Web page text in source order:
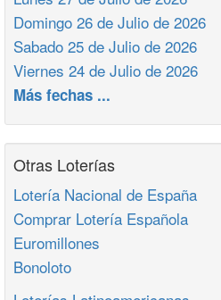
Domingo 26 de Julio de 2026
Sabado 25 de Julio de 2026
Viernes 24 de Julio de 2026
Más fechas ...
Otras Loterías
Lotería Nacional de España
Comprar Lotería Española
Euromillones
Bonoloto